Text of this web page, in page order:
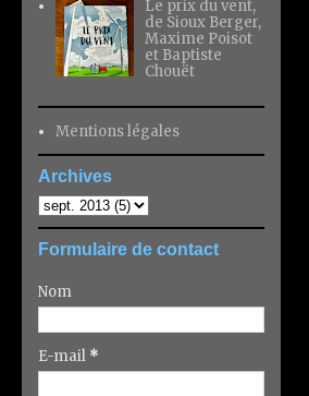
Le prix du vent,
de Sioux Berger,
Maxime Poisot
et Baptiste
Chouët
Mentions légales
Archives
Formulaire de contact
Nom
E-mail *